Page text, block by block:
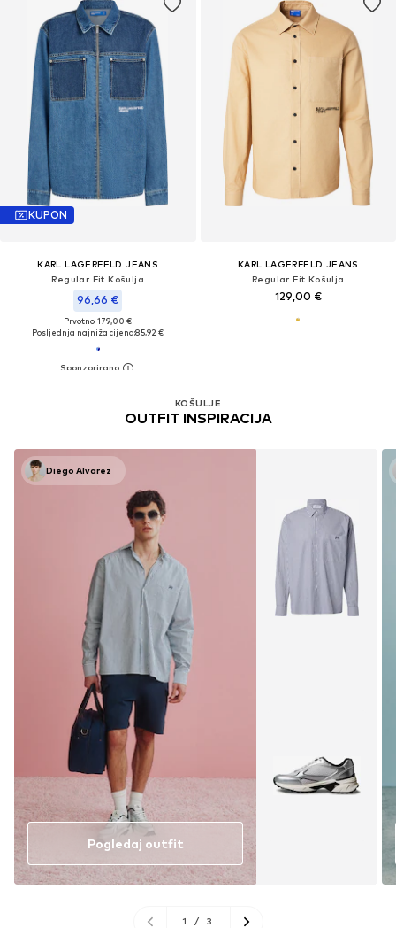
KUPON
KARL LAGERFELD JEANS
Regular Fit Košulja
96,66 €
Prvotno: 179,00 €
Posljednja najniža cijena:85,92 €
KARL LAGERFELD JEANS
Regular Fit Košulja
129,00 €
KOŠULJE
OUTFIT INSPIRACIJA
Diego Alvarez
Pogledaj outfit
1 / 3